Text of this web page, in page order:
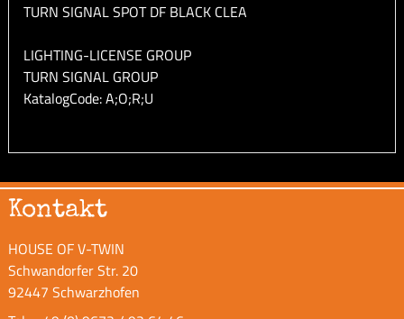
TURN SIGNAL SPOT DF BLACK CLEA
LIGHTING-LICENSE GROUP
TURN SIGNAL GROUP
KatalogCode: A;O;R;U
Kontakt
HOUSE OF V-TWIN
Schwandorfer Str. 20
92447 Schwarzhofen